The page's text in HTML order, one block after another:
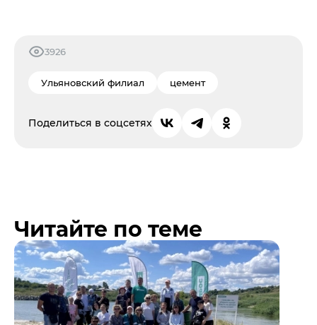
3926
Ульяновский филиал цемент
Поделиться в соцсетях
Читайте по теме